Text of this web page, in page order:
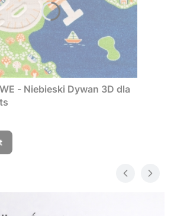
- Niebieski Dywan 3D dla